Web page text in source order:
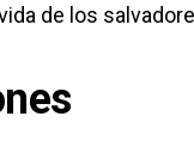
de los